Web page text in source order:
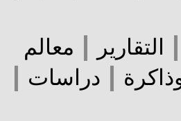
التقارير|
معالم
| دراسات|